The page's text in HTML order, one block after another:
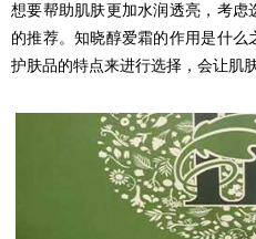
想要帮助肌肤更加水润透亮，考
的推荐。知晓醇爱霜的作用是什
护肤品的特点来进行选择，会让肌